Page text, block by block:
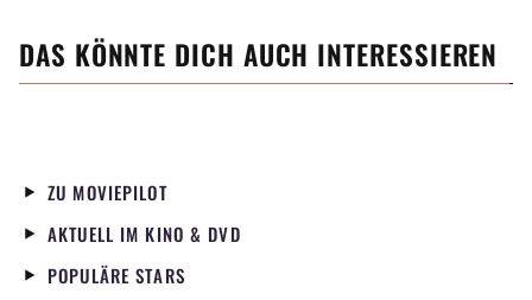
DAS KÖNNTE DICH AUCH INTERESSIEREN
ZU MOVIEPILOT
AKTUELL IM KINO & DVD
POPULÄRE STARS